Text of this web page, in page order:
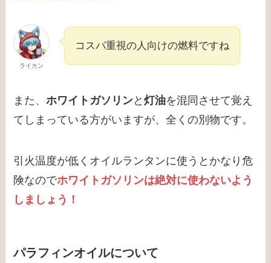
ライカン
コスパ重視の人向けの燃料ですね
また、ホワイトガソリンと灯油を混同させて覚え
てしまっている方がいますが、全くの別物です。
引火温度が低くオイルランタンに使うとかなり危
険なのでホワイトガソリンは絶対に使わないよう
しましょう！
パラフィンオイルについて